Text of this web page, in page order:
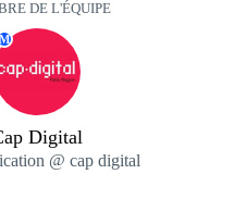
DE L'ÉQUIPE
M
Digital
@ cap digital